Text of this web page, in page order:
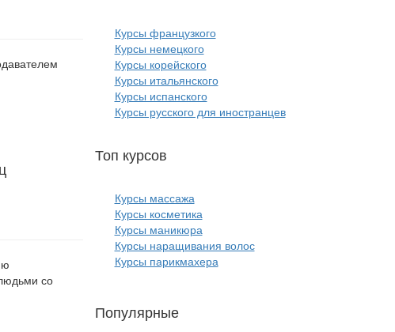
со
Курсы французкого
Курсы немецкого
Курсы корейского
Курсы итальянского
Курсы испанского
Курсы русского для иностранцев
Топ курсов
Курсы массажа
Курсы косметика
Курсы маникюра
Курсы наращивания волос
Курсы парикмахера
Популярные